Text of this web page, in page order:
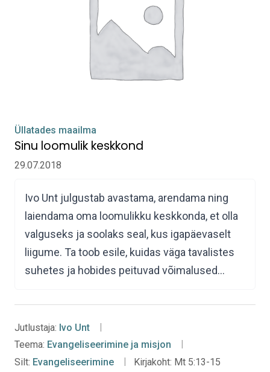
Üllatades maailma
Sinu loomulik keskkond
29.07.2018
Ivo Unt julgustab avastama, arendama ning
laiendama oma loomulikku keskkonda, et olla
valguseks ja soolaks seal, kus igapäevaselt
liigume. Ta toob esile, kuidas väga tavalistes
suhetes ja hobides peituvad võimalused…
Jutlustaja: Ivo Unt
Teema: Evangeliseerimine ja misjon
Silt: Evangeliseerimine Kirjakoht: Mt 5:13-15